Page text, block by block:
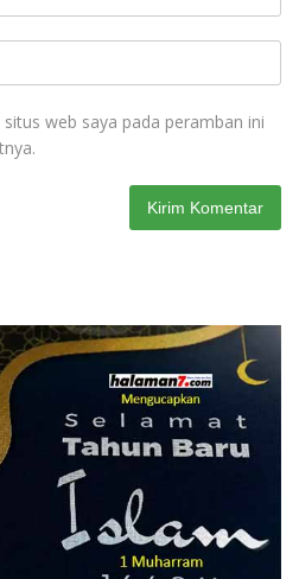
web saya pada peramban ini